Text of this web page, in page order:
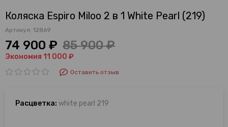
Коляска Espiro Miloo 2 в 1 White Pearl (219)
Артикул: 12869
74 900 ₽ 85 900 ₽
Экономия 11 000 ₽
Оставить отзыв
Расцветка: white pearl 219